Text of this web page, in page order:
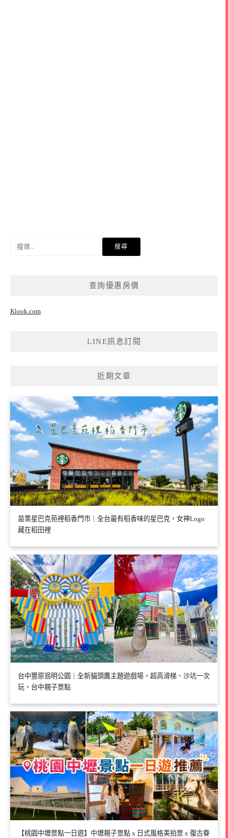
查詢優惠房價
Klook.com
LINE訊息訂閱
近期文章
苗栗星巴克苑裡稻香門市｜全台最有稻香味的星巴克，女神Logo
藏在稻田裡
台中豐原翁明公園｜全新貓頭鷹主題遊戲場，超高滑梯、沙坑一次
玩，台中親子景點
【桃園中壢景點一日遊】中壢親子景點 x 日式風格美拍景 x 復古眷